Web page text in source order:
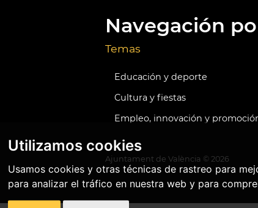
Utilizamos cookies
Usamos cookies y otras técnicas de rastreo para
para analizar el tráfico en nuestra web y para
Navegación
Temas
Educación y deporte
Cultura y fiestas
Empleo, innovación y
Ajuntament de València © 2026